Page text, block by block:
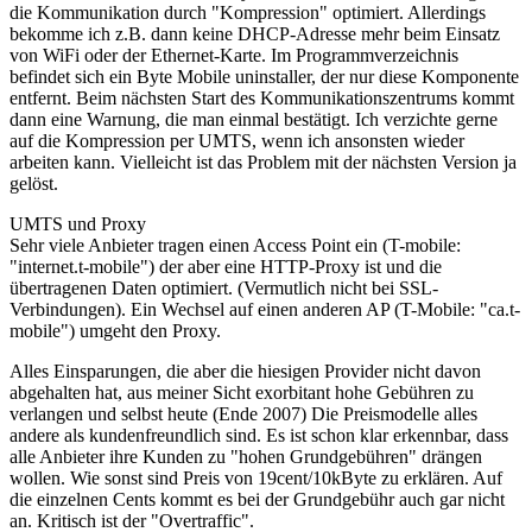
die Kommunikation durch "Kompression" optimiert. Allerdings
bekomme ich z.B. dann keine DHCP-Adresse mehr beim Einsatz
von WiFi oder der Ethernet-Karte. Im Programmverzeichnis
befindet sich ein Byte Mobile uninstaller, der nur diese Komponente
entfernt. Beim nächsten Start des Kommunikationszentrums kommt
dann eine Warnung, die man einmal bestätigt. Ich verzichte gerne
auf die Kompression per UMTS, wenn ich ansonsten wieder
arbeiten kann. Vielleicht ist das Problem mit der nächsten Version ja
gelöst.
UMTS und Proxy
Sehr viele Anbieter tragen einen Access Point ein (T-mobile:
"internet.t-mobile") der aber eine HTTP-Proxy ist und die
übertragenen Daten optimiert. (Vermutlich nicht bei SSL-
Verbindungen). Ein Wechsel auf einen anderen AP (T-Mobile: "ca.t-
mobile") umgeht den Proxy.
Alles Einsparungen, die aber die hiesigen Provider nicht davon
abgehalten hat, aus meiner Sicht exorbitant hohe Gebühren zu
verlangen und selbst heute (Ende 2007) Die Preismodelle alles
andere als kundenfreundlich sind. Es ist schon klar erkennbar, dass
alle Anbieter ihre Kunden zu "hohen Grundgebühren" drängen
wollen. Wie sonst sind Preis von 19cent/10kByte zu erklären. Auf
die einzelnen Cents kommt es bei der Grundgebühr auch gar nicht
an. Kritisch ist der "Overtraffic".